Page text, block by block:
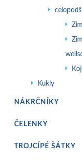
Kukly
NÁKRČNÍKY
ČELENKY
TROJCÍPÉ ŠÁTKY